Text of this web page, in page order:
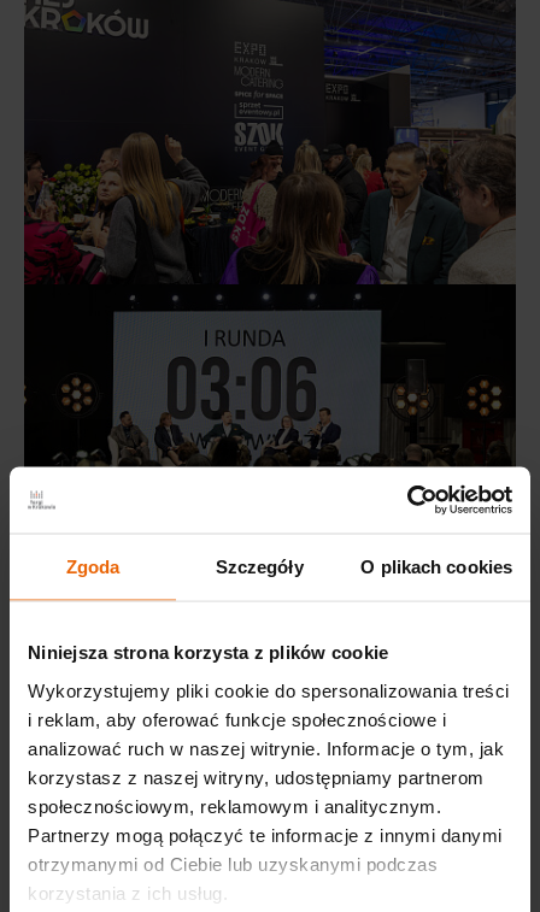
Zgoda Szczegóły O plikach cookies
Niniejsza strona korzysta z plików cookie
Wykorzystujemy pliki cookie do spersonalizowania treści
i reklam, aby oferować funkcje społecznościowe i
analizować ruch w naszej witrynie. Informacje o tym, jak
korzystasz z naszej witryny, udostępniamy partnerom
społecznościowym, reklamowym i analitycznym.
Partnerzy mogą połączyć te informacje z innymi danymi
otrzymanymi od Ciebie lub uzyskanymi podczas
korzystania z ich usług.